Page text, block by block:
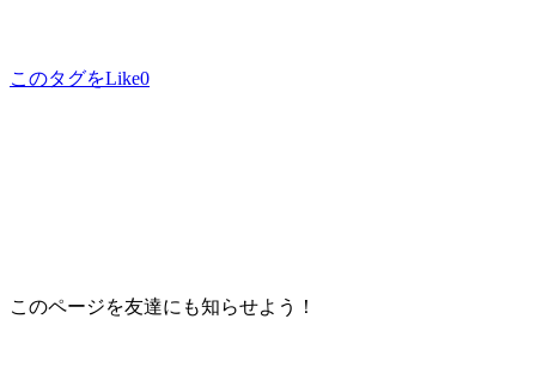
このタグをLike0
このページを友達にも知らせよう！